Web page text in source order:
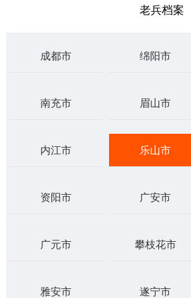
老兵档案
成都市 绵阳市
南充市 眉山市
内江市 乐山市
资阳市 广安市
广元市 攀枝花市
雅安市 遂宁市